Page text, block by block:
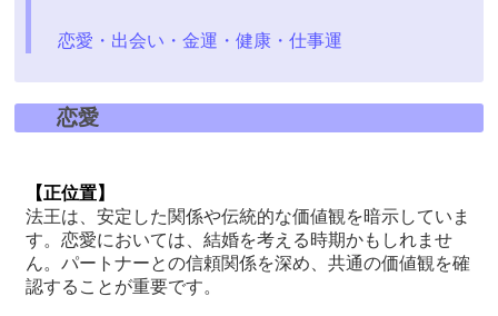
恋愛・出会い・金運・健康・仕事運
恋愛
【正位置】
法王は、安定した関係や伝統的な価値観を暗示していま
す。恋愛においては、結婚を考える時期かもしれませ
ん。パートナーとの信頼関係を深め、共通の価値観を確
認することが重要です。